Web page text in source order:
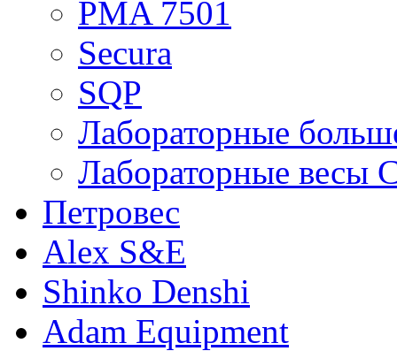
PMA 7501
Secura
SQP
Лабораторные
Лабораторные весы
Петровес
Alex S&E
Shinko Denshi
Adam Equipment